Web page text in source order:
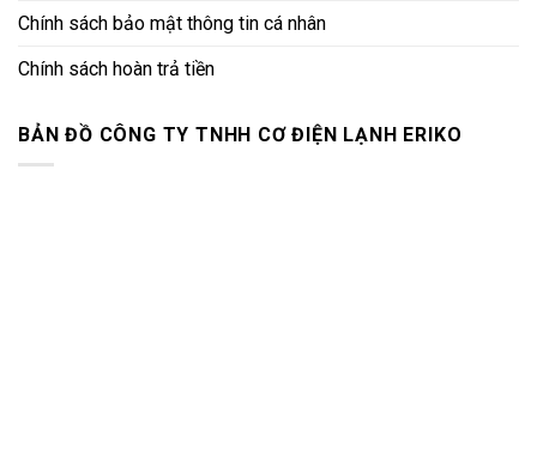
Chính sách bảo mật thông tin cá nhân
Chính sách hoàn trả tiền
BẢN ĐỒ CÔNG TY TNHH CƠ ĐIỆN LẠNH ERIKO